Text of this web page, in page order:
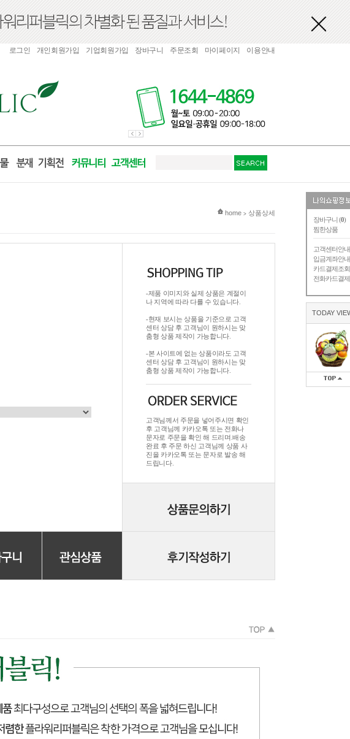
장바구니 (0)
찜한상품
고객센터안내
입금계좌안내
카드결제조회
전화카드결제
TODAY
로그인 개인회원가입 기업회원가입 장바구니 주문조회 마이페이지 이용안내
현재 위치
home > 상품상세
-제품 이미지와 실제 상품은 계절이
나 지역에 따라 다를 수 있습니다.
-현재 보시는 상품을 기준으로 고객
센터 상담 후 고객님이 원하시는 맞
춤형 상품 제작이 가능합니다.
-본 사이트에 없는 상품이라도 고객
센터 상담 후 고객님이 원하시는 맞
춤형 상품 제작이 가능합니다.
고객님께서 주문을 넣어주시면 확인
후 고객님께 카카오톡 또는 전화나
문자로 주문을 확인 해 드리며.배송
완료 후 주문 하신 고객님께 상품 사
진을 카카오톡 또는 문자로 발송 해
드립니다.